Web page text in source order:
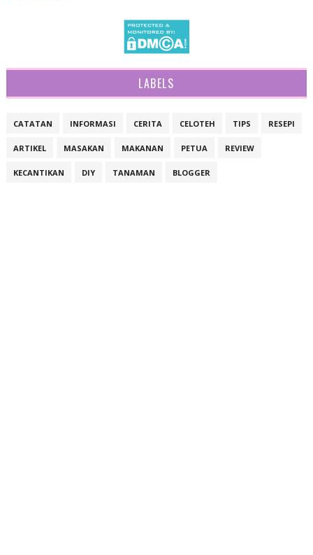
LABELS
CATATAN INFORMASI CERITA CELOTEH TIPS RESEPI
ARTIKEL MASAKAN MAKANAN PETUA REVIEW
KECANTIKAN DIY TANAMAN BLOGGER